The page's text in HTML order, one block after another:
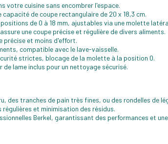
votre cuisine sans encombrer l'espace.
de coupe rectangulaire de 20 x 18,3 cm.
de 0 à 18 mm, ajustables via une molette
une coupe précise et régulière de divers aliments.
précise et moins d'effort.
compatible avec le lave-vaisselle.
strictes, blocage de la molette à la position 0.
lame inclus pour un nettoyage sécurisé.
des tranches de pain très fines, ou des rondelles de
et minimisation des résidus.
Berkel, garantissant des performances et